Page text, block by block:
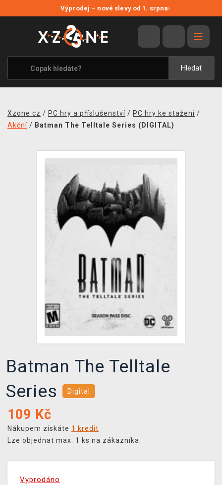
Výprodej – nové slevy od 1. srpna›
Hledat
VÝPRODEJ
VIDEOHRY
XZONE ORIGINALS
TÉMATIKY
MERCHANDISE
PRODEJNY
TCG & BOARDGAME HUB
VÝKUP HER (BAZAR)
Xzone.cz / PC hry a příslušenství / PC hry ke stažení /
Akční / Batman The Telltale Series (DIGITAL)
Batman The Telltale
Series
Digital
109 Kč
Nákupem získáte 1 kredit
Lze objednat max. 1 ks na zákazníka.
Vyprodáno